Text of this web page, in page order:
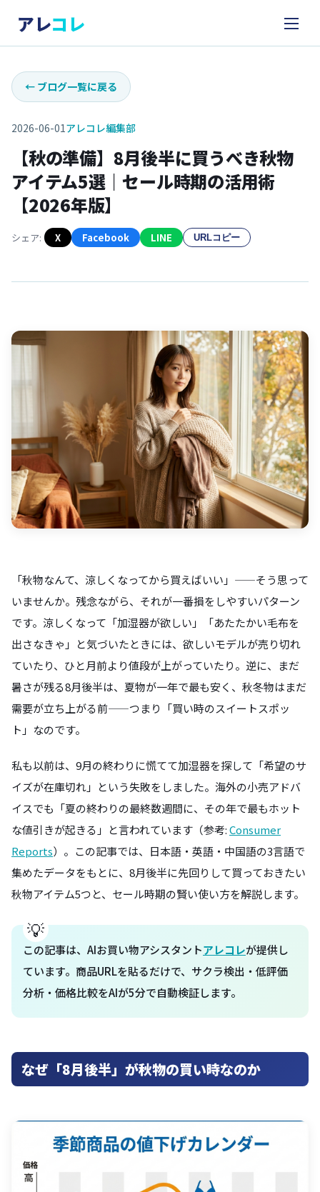
アレコレ
← ブログ一覧に戻る
2026-06-01アレコレ編集部
【秋の準備】8月後半に買うべき秋物
アイテム5選｜セール時期の活用術
【2026年版】
シェア: X Facebook LINE URLコピー
「秋物なんて、涼しくなってから買えばいい」——そう思って
いませんか。残念ながら、それが一番損をしやすいパターン
です。涼しくなって「加湿器が欲しい」「あたたかい毛布を
出さなきゃ」と気づいたときには、欲しいモデルが売り切れ
ていたり、ひと月前より値段が上がっていたり。逆に、まだ
暑さが残る8月後半は、夏物が一年で最も安く、秋冬物はまだ
需要が立ち上がる前——つまり「買い時のスイートスポッ
ト」なのです。
私も以前は、9月の終わりに慌てて加湿器を探して「希望のサ
イズが在庫切れ」という失敗をしました。海外の小売アドバ
イスでも「夏の終わりの最終数週間に、その年で最もホット
な値引きが起きる」と言われています（参考:Consumer
Reports）。この記事では、日本語・英語・中国語の3言語で
集めたデータをもとに、8月後半に先回りして買っておきたい
秋物アイテム5つと、セール時期の賢い使い方を解説します。
この記事は、AIお買い物アシスタントアレコレが提供し
ています。商品URLを貼るだけで、サクラ検出・低評価
分析・価格比較をAIが5分で自動検証します。
なぜ「8月後半」が秋物の買い時なのか